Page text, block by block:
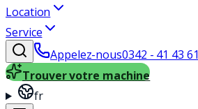
Location
Service
Appelez-nous0342 - 41 43 61
Trouver votre machine
fr